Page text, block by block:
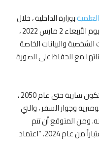
بوزارة الداخلية ، خلال
استقباله على إذاعة شمس FM صباح اليوم الأربعاء 2 مارس 2022 ،
الشخصية والبيانات الخاصة
مع الحفاظ على الصورة
وقال شاهر القديم إن هذه البطاقة ستكون سارية حتى عام 2050 ،
وجواز السفر ، والتي
ومن المتوقع أن تتم
الموافقة على جواز السفر البيومتري اعتباراً من عام 2024. “اعتماد